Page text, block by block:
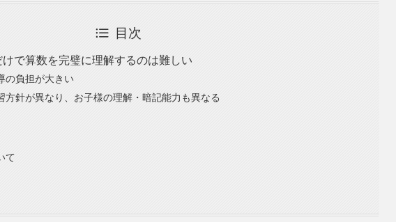
目次
で算数を完璧に理解するのは難しい
の負担が大きい
方針が異なり、お子様の理解・暗記能力も異なる
て